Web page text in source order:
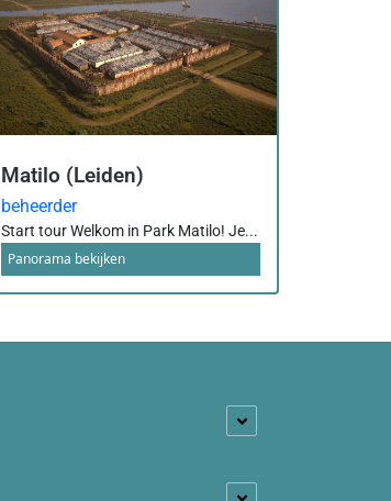
Matilo (Leiden)
beheerder
Start tour Welkom in Park Matilo! Je...
Panorama bekijken